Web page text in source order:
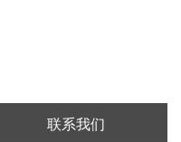
联系我们